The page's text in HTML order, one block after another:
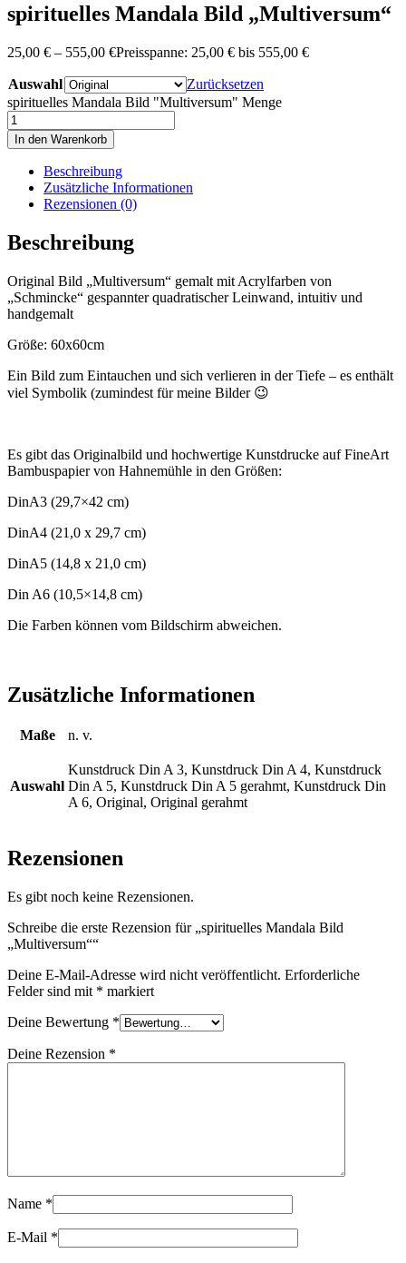
spirituelles Mandala Bild „Multiversum“
25,00 € – 555,00 €Preisspanne: 25,00 € bis 555,00 €
Auswahl
Zurücksetzen
spirituelles Mandala Bild "Multiversum" Menge
In den Warenkorb
Beschreibung
Zusätzliche Informationen
Rezensionen (0)
Beschreibung
Original Bild „Multiversum“ gemalt mit Acrylfarben von
„Schmincke“ gespannter quadratischer Leinwand, intuitiv und
handgemalt
Größe: 60x60cm
Ein Bild zum Eintauchen und sich verlieren in der Tiefe – es enthält
viel Symbolik (zumindest für meine Bilder 😉
Es gibt das Originalbild und hochwertige Kunstdrucke auf FineArt
Bambuspapier von Hahnemühle in den Größen:
DinA3 (29,7×42 cm)
DinA4 (21,0 x 29,7 cm)
DinA5 (14,8 x 21,0 cm)
Din A6 (10,5×14,8 cm)
Die Farben können vom Bildschirm abweichen.
Zusätzliche Informationen
Maße n. v.
Auswahl
Kunstdruck Din A 3, Kunstdruck Din A 4, Kunstdruck
Din A 5, Kunstdruck Din A 5 gerahmt, Kunstdruck Din
A 6, Original, Original gerahmt
Rezensionen
Es gibt noch keine Rezensionen.
Schreibe die erste Rezension für „spirituelles Mandala Bild
„Multiversum““
Deine E-Mail-Adresse wird nicht veröffentlicht. Erforderliche
Felder sind mit * markiert
Deine Bewertung *
Deine Rezension *
Name *
E-Mail *